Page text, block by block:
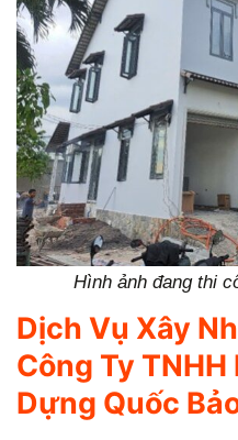
Hình ảnh đang thi
Dịch Vụ Xây
Công Ty
Dựng Quốc